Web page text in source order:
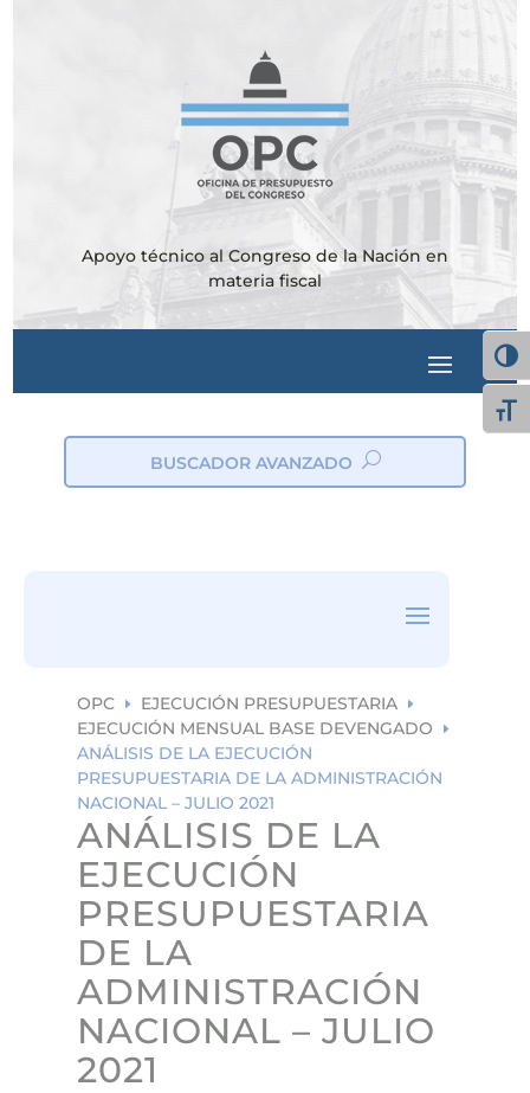
Apoyo técnico al Congreso de la Nación en
materia fiscal
BUSCADOR AVANZADO
OPC E EJECUCIÓN PRESUPUESTARIA E
EJECUCIÓN MENSUAL BASE DEVENGADO E
ANÁLISIS DE LA EJECUCIÓN
PRESUPUESTARIA DE LA ADMINISTRACIÓN
NACIONAL – JULIO 2021
ANÁLISIS DE LA
EJECUCIÓN
PRESUPUESTARIA
DE LA
ADMINISTRACIÓN
NACIONAL – JULIO
2021